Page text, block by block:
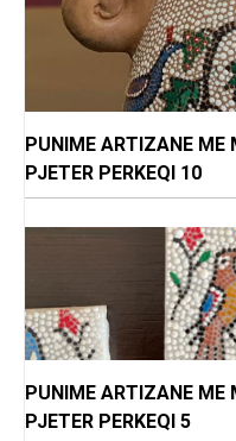
PUNIME ARTIZANE ME
PJETER PERKEQI 10
PUNIME ARTIZANE ME
PJETER PERKEQI 5